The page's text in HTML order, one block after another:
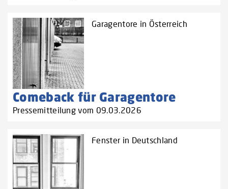
Garagentore in Österreich
Comeback für Garagentore
Pressemitteilung vom 09.03.2026
Fenster in Deutschland